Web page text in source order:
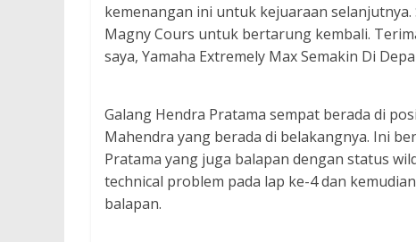
kemenangan ini untuk kejuaraan selanjutnya.
Magny Cours untuk bertarung kembali.
saya, Yamaha Extremely Max Semakin Di
Galang Hendra Pratama sempat berada di
Mahendra yang berada di belakangnya. Ini
Pratama yang juga balapan dengan status
technical problem pada lap ke-4 dan
balapan.